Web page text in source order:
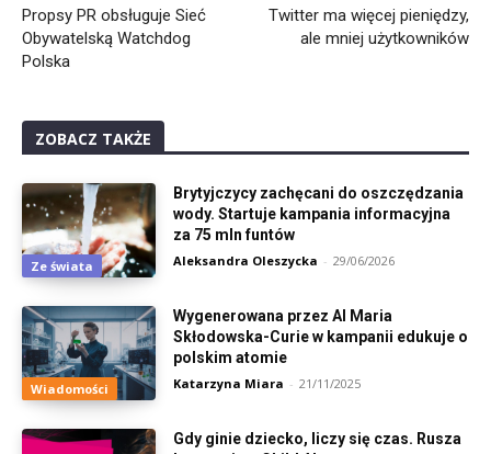
Propsy PR obsługuje Sieć
Obywatelską Watchdog
Polska
Twitter ma więcej pieniędzy,
ale mniej użytkowników
ZOBACZ TAKŻE
Ze świata
Brytyjczycy zachęcani do oszczędzania
wody. Startuje kampania informacyjna
za 75 mln funtów
Aleksandra Oleszycka - 29/06/2026
Wiadomości
Wygenerowana przez AI Maria
Skłodowska-Curie w kampanii edukuje o
polskim atomie
Katarzyna Miara - 21/11/2025
Gdy ginie dziecko, liczy się czas. Rusza